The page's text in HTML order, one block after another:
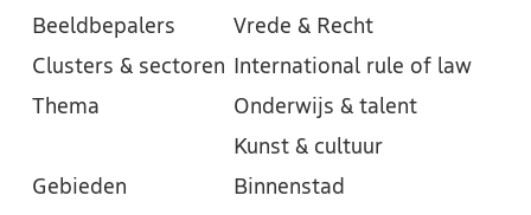
Beeldbepalers
Vrede & Recht
Clusters & sectoren
International rule of law
Thema
Onderwijs & talent
Kunst & cultuur
Gebieden
Binnenstad